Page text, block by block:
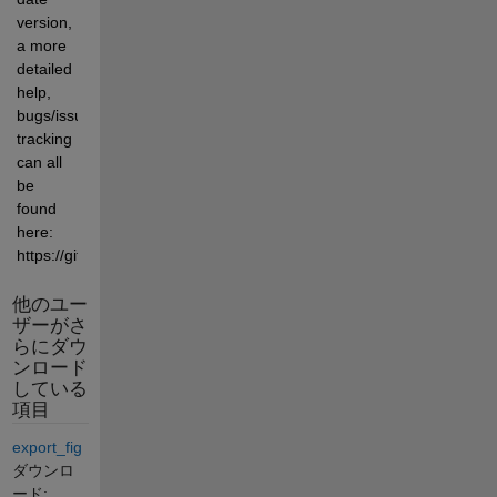
version,
a more
detailed
help,
bugs/issues
tracking
can all
be
found
here:
https://github.com/stefslon/exportToPPTX
他のユー
ザーがさ
らにダウ
ンロード
している
項目
export_fig
ダウンロ
ード: